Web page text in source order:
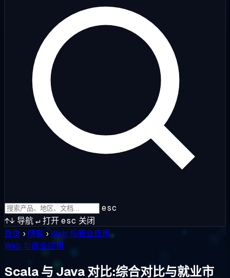
esc
↑↓ 导航↵打开esc 关闭
首页 ›博客 ›Web 与商业应用
Web 与商业应用
Scala 与 Java 对比:综合对比与就业市